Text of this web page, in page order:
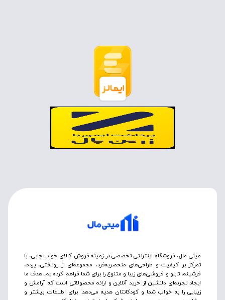
مینی مال، فروشگاه اینترنتی تخصصی در زمینه فروش کالای خواب چاپی، با
تمرکز بر کیفیت و طراحی‌های منحصربه‌فرد، مجموعه‌ای از روتختی‌، پرده،
فرشینه، تابلو و فروشی‌های زیبا و متنوع را برای شما فراهم کرده‌ایم. هدف ما
ایجاد تجربه‌ای دلنشین از خرید آنلاین و ارائه محصولاتی است که آرامش و
زیبایی را به خواب شما و کودکانتان هدیه می‌دهد. برای اطلاعات بیشتر و